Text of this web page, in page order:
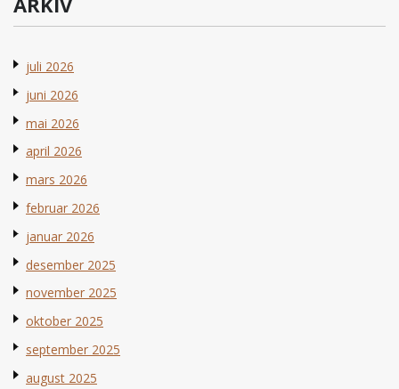
juli 2026
juni 2026
mai 2026
april 2026
mars 2026
februar 2026
januar 2026
desember 2025
november 2025
oktober 2025
september 2025
august 2025